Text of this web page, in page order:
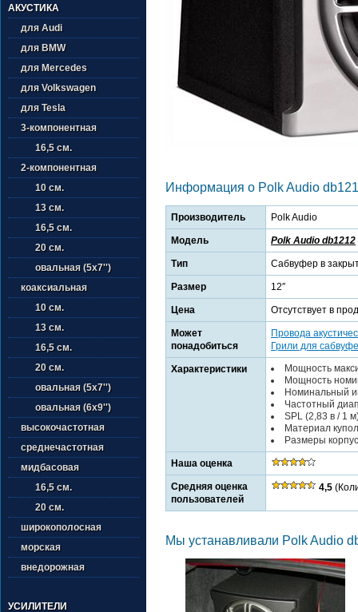
АКУСТИКА
для Audi
для BMW
для Mercedes
для Volkswagen
для Tesla
3-компонентная
16,5 см.
2-компонентная
10 см.
13 см.
16,5 см.
20 см.
овальная (5х7'')
коаксиальная
10 см.
13 см.
16,5 см.
20 см.
овальная (5х7'')
овальная (6х9'')
высокочастотная
среднечастотная
мидбасовая
16,5 см.
20 см.
широкополосная
морская
внедорожная
УСИЛИТЕЛИ
Информация о Polk Audio
Производитель Polk Audio
Модель Polk Audio db1212
Тип Сабвуфер в
Размер 12″
Цена Отсутствует в
Может
понадобиться
Провода
Грили для
Характеристики
Мощность
Мощность
Номинальный
Частотный
SPL (2,83 в / 1
Материал
Размеры
Наша оценка
Средняя оценка
пользователей
4,5
Мы устанавливали Polk Audio